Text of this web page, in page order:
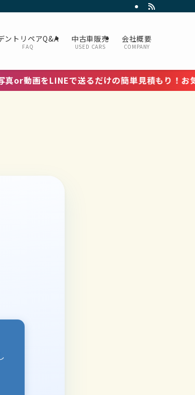
ントリペアQ&A
FAQ
中古車販売
USED CARS
会社概要
COMPANY
で送るだけの簡単見積もり！お気軽にお問い